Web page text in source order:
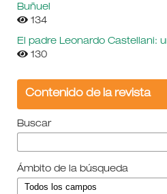
Buñuel
134
El padre Leonardo Castellani:
130
Contenido de la revista
Buscar
Ámbito de la búsqueda